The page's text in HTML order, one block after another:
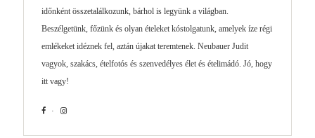
időnként összetalálkozunk, bárhol is legyünk a világban.
Beszélgetünk, főzünk és olyan ételeket kóstolgatunk, amelyek íze régi
emlékeket idéznek fel, aztán újakat teremtenek. Neubauer Judit
vagyok, szakács, ételfotós és szenvedélyes élet és ételimádó. Jó, hogy
itt vagy!